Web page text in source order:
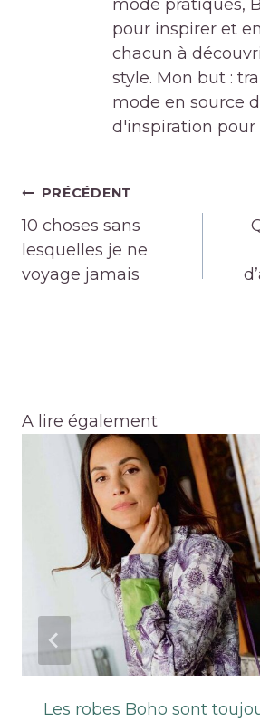
mode pratiques,
pour inspirer et
chacun à
style. Mon but :
mode en source
d'inspiration pour
Navigation
de
l’article
PRÉCÉDENT
10 choses sans
lesquelles je ne
voyage jamais
A lire également
Les robes Boho sont